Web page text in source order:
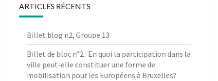
ARTICLES RÉCENTS
Billet blog n2, Groupe 13
Billet de bloc n°2 : En quoi la participation dans la
ville peut-elle constituer une forme de
mobilisation pour les Européens à Bruxelles?